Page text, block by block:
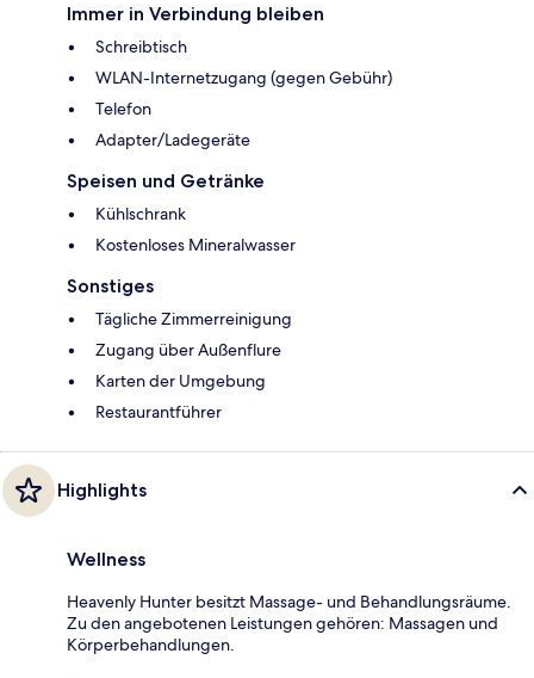
Immer in Verbindung bleiben
Schreibtisch
WLAN-Internetzugang (gegen Gebühr)
Telefon
Adapter/Ladegeräte
Speisen und Getränke
Kühlschrank
Kostenloses Mineralwasser
Sonstiges
Tägliche Zimmerreinigung
Zugang über Außenflure
Karten der Umgebung
Restaurantführer
Highlights
Wellness
Heavenly Hunter besitzt Massage- und Behandlungsräume.
Zu den angebotenen Leistungen gehören: Massagen und
Körperbehandlungen.